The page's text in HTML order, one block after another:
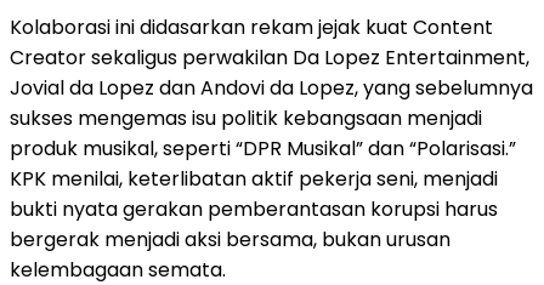
Kolaborasi ini didasarkan rekam jejak kuat Content
Creator sekaligus perwakilan Da Lopez Entertainment,
Jovial da Lopez dan Andovi da Lopez, yang sebelumnya
sukses mengemas isu politik kebangsaan menjadi
produk musikal, seperti “DPR Musikal” dan “Polarisasi.”
KPK menilai, keterlibatan aktif pekerja seni, menjadi
bukti nyata gerakan pemberantasan korupsi harus
bergerak menjadi aksi bersama, bukan urusan
kelembagaan semata.